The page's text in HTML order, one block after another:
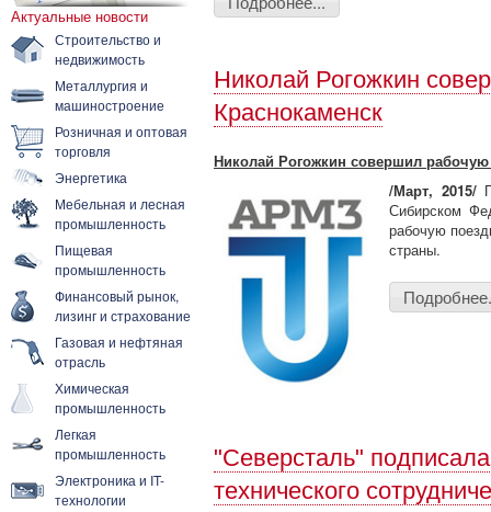
Актуальные новости
Строительство и
недвижимость
Металлургия и
машиностроение
Розничная и оптовая
торговля
Энергетика
Мебельная и лесная
промышленность
Пищевая
промышленность
Финансовый рынок,
лизинг и страхование
Газовая и нефтяная
отрасль
Химическая
промышленность
Легкая
промышленность
Электроника и IT-
технологии
Николай Рогожкин
Краснокаменск
Николай Рогожкин совершил рабочую
/Март, 2015/
Сибирском
рабочую
страны.
"Северсталь"
технического